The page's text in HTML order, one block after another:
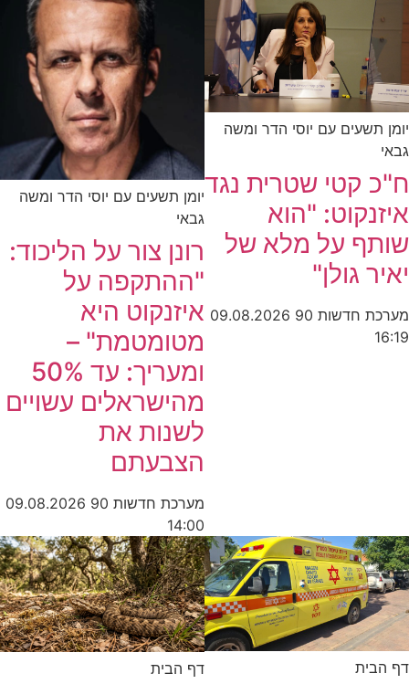
יומן תשעים עם יוסי הדר ומשה
גבאי
ח"כ קטי שטרית נגד
איזנקוט: "הוא
שותף על מלא של
יאיר גולן"
מערכת חדשות 90
09.08.2026
16:19
יומן תשעים עם יוסי הדר ומשה
גבאי
רונן צור על הליכוד:
"ההתקפה על
איזנקוט היא
מטומטמת" –
ומעריך: עד 50%
מהישראלים עשויים
לשנות את
הצבעתם
מערכת חדשות 90
09.08.2026
14:00
דף הבית דף הבית